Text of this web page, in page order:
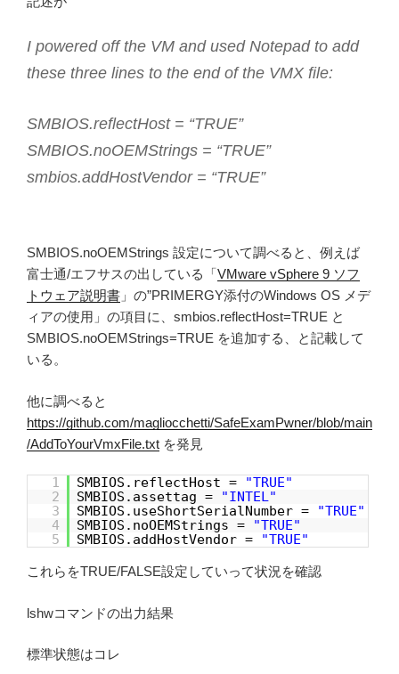
I powered off the VM and used Notepad to add
these three lines to the end of the VMX file:
SMBIOS.reflectHost = “TRUE”
SMBIOS.noOEMStrings = “TRUE”
smbios.addHostVendor = “TRUE”
SMBIOS.noOEMStrings 設定について調べると、例えば
富士通/エフサスの出している「VMware vSphere 9 ソフ
トウェア説明書 」の”PRIMERGY添付のWindows OS メデ
ィアの使用」の項目に、smbios.reflectHost=TRUE と
SMBIOS.noOEMStrings=TRUE を追加する、と記載して
いる。
他に調べると
https://github.com/magliocchetti/SafeExamPwner/blob/main
/AddToYourVmxFile.txt を発見
1 SMBIOS.reflectHost =
"TRUE"
2
SMBIOS.assettag =
"INTEL"
3
SMBIOS.useShortSerialNumber =
"TRUE"
4
SMBIOS.noOEMStrings =
"TRUE"
5
SMBIOS.addHostVendor = "TRUE"
これらをTRUE/FALSE設定していって状況を確認
lshwコマンドの出力結果
標準状態はコレ